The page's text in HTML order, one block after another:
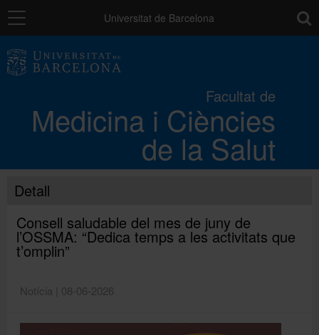
Navegació Universitat de Barcelona
Facultat de
Medicina i Ciències
de la Salut
Els campus
Docència
Detall
Consell saludable del mes de juny de
l’OSSMA: “Dedica temps a les activitats que
t’omplin”
Notícia | 08-06-2026